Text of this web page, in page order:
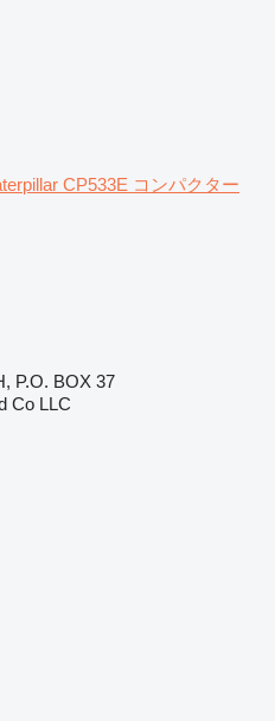
CP533E コンパクター
P.O. BOX 37
Co LLC